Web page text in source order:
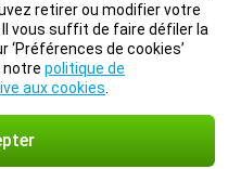
retirer ou modifier votre
vous suffit de faire défiler la
‘Préférences de cookies’
notre politique de
aux cookies